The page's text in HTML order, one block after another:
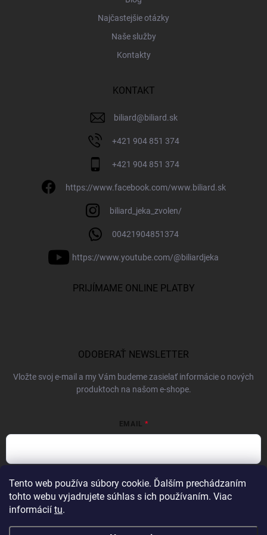
Tento web používa súbory cookie. Ďalším prechádzaním
tohto webu vyjadrujete súhlas s ich používaním. Viac
informácií tu.
Najčastejšie otázky
Naše služby
Kontakty
KONTAKT
biliard@biliard.sk
+421 904 851 374
+421 904 851 374
https://www.facebook.com/www.biliard.sk
biliard_jeka_zvolen/
00421904851374
https://www.youtube.com/@biliardjeka
PRIJÍMAME ONLINE PLATBY
ODOBERAŤ NEWSLETTER
Vložte svoj e-mail a my Vám budeme zasielať informácie o nových
produktoch na našom e-shope.
EMAIL
Vložením e-mailu súhlasíte spodmienkami ochrany osobných údajov